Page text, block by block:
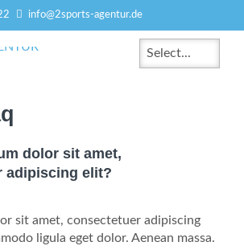
info@2sports-agentur.de
Zielseite
dolor sit amet,
adipiscing elit?
sit amet, consectetuer adipiscing
ligula eget dolor. Aenean massa.